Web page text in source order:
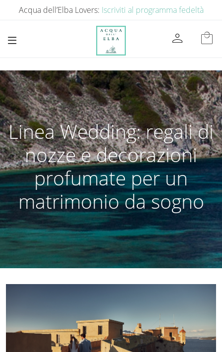
Acqua dell’Elba Lovers: Iscriviti al programma fedeltà
person local_mall
Linea Wedding: regali di
nozze e decorazioni
profumate per un
matrimonio da sogno